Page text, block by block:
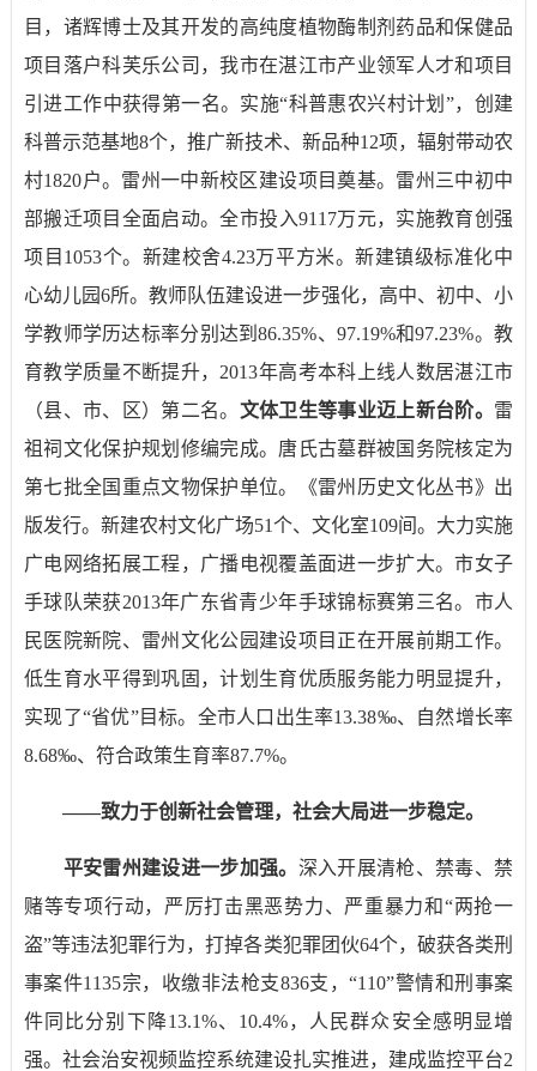
目，诸辉博士及其开发的高纯度植物酶制剂药品和保健品
项目落户科芙乐公司，我市在湛江市产业领军人才和项目
引进工作中获得第一名。实施“科普惠农兴村计划”，创建
科普示范基地8个，推广新技术、新品种12项，辐射带动农
村1820户。雷州一中新校区建设项目奠基。雷州三中初中
部搬迁项目全面启动。全市投入9117万元，实施教育创强
项目 1053个。新建校舍4.23万平方米。新建镇级标准化中
心幼儿园6所。教师队伍建设进一步强化，高中、初中、小
学教师学历达标率分别达到86.35%、 97.19%和97.23%。教
育教学质量不断提升， 2013年高考本科上线人数居湛江市
（县、市、区）第二名。 文体卫生等事业迈上新台阶。 雷
祖祠文化保护规划修编完成。唐氏古墓群被国务院核定为
第七批全国重点文物保护单位。《雷州历史文化丛书》出
版发行。新建农村文化广场51个、文化室109间。大力实施
广电网络拓展工程，广播电视覆盖面进一步扩大。市女子
手球队荣获2013年广东省青少年手球锦标赛第三名。市人
民医院新院、雷州文化公园建设项目正在开展前期工作。
低生育水平得到巩固，计划生育优质服务能力明显提升，
实现了“省优”目标。全市人口出生率13.38‰、自然增长率
8.68‰、符合政策生育率87.7%。
——致力于创新社会管理，社会大局进一步稳定。
平安雷州建设进一步加强。 深入开展清枪、禁毒、禁
赌等专项行动，严厉打击黑恶势力、严重暴力和“两抢一
盗”等违法犯罪行为，打掉各类犯罪团伙64个，破获各类刑
事案件1135宗，收缴非法枪支836支，“110”警情和刑事案
件同比分别下降13.1%、 10.4%，人民群众安全感明显增
强。社会治安视频监控系统建设扎实推进，建成监控平台2